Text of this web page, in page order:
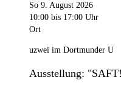
So 9. August 2026
10:00 bis 17:00 Uhr
Ort
uzwei im Dortmunder U
Ausstellung: